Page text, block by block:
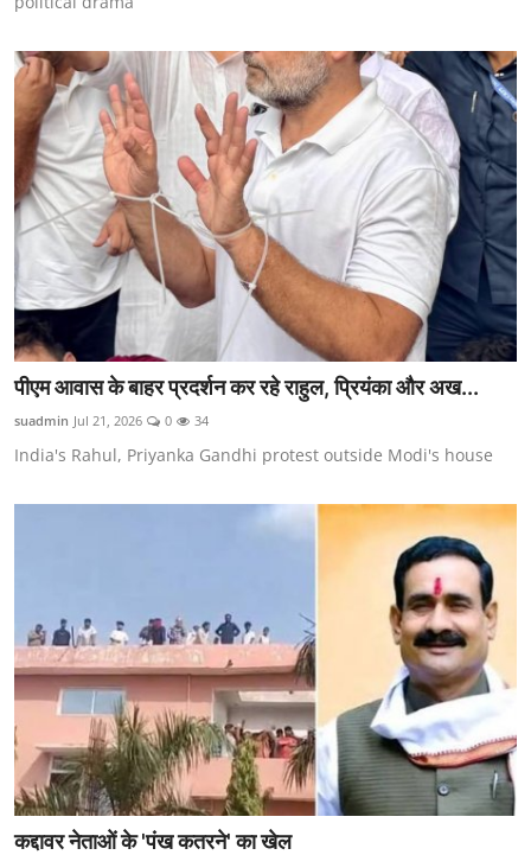
पीएम आवास के बाहर प्रदर्शन कर रहे राहुल, प्रियंका और अख...
suadmin Jul 21, 2026 0 34
India's Rahul, Priyanka Gandhi protest outside Modi's house
कद्दावर नेताओं के 'पंख कतरने' का खेल